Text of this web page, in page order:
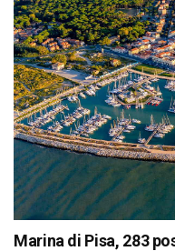
Marina di Pisa, 283